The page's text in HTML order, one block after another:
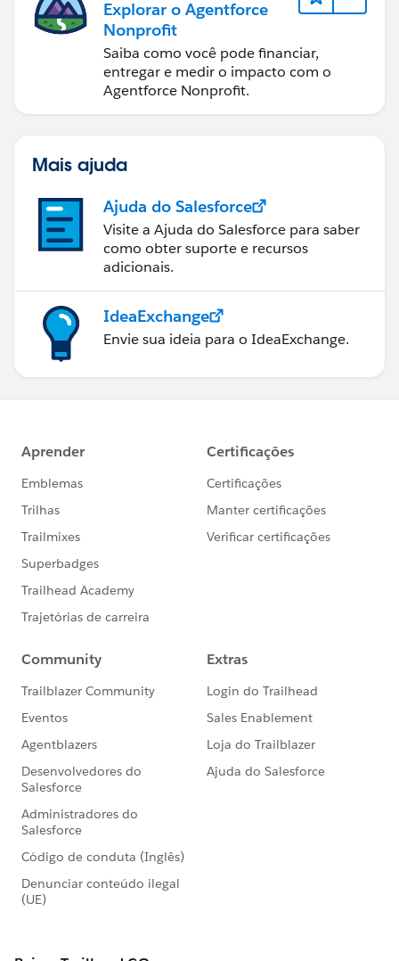
Explorar o Agentforce
Nonprofit
Saiba como você pode financiar,
entregar e medir o impacto com o
Agentforce Nonprofit.
Mais ajuda
Ajuda do Salesforce
Visite a Ajuda do Salesforce para saber
como obter suporte e recursos
adicionais.
IdeaExchange
Envie sua ideia para o IdeaExchange.